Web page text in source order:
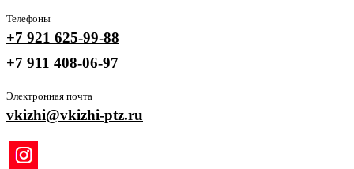
Телефоны
+7 921 625-99-88
+7 911 408-06-97
Электронная почта
vkizhi@vkizhi-ptz.ru